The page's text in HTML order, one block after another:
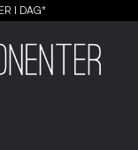
I DAG*